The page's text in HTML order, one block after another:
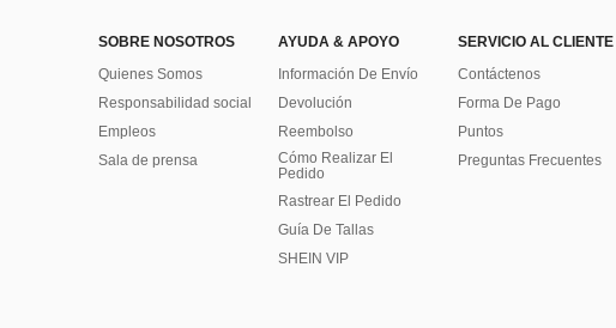
SOBRE NOSOTROS
Quienes Somos
Responsabilidad social
Empleos
Sala de prensa
AYUDA & APOYO
Información De Envío
Devolución
Reembolso
Cómo Realizar El
Pedido
Rastrear El Pedido
Guía De Tallas
SHEIN VIP
SERVICIO AL CLIENTE
Contáctenos
Forma De Pago
Puntos
Preguntas Frecuentes